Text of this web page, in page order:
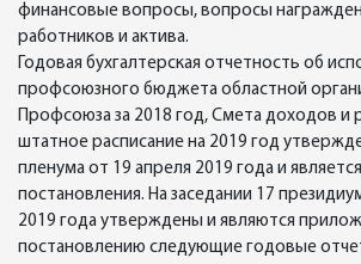
финансовые вопросы, вопросы
работников и актива.
Годовая бухгалтерская отчетность об
профсоюзного бюджета областной
Профсоюза за 2018 год, Смета доходов и
штатное расписание на 2019 год
пленума от 19 апреля 2019 года и
постановления. На заседании 17
2019 года утверждены и являются
постановлению следующие годовые